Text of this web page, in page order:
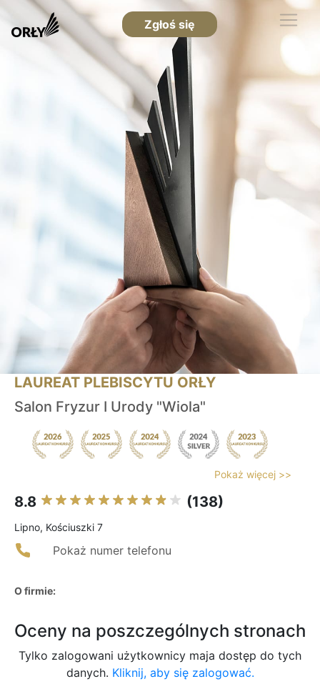
Zgłoś się
LAUREAT PLEBISCYTU ORŁY
Salon Fryzur I Urody "Wiola"
Pokaż więcej >>
8.8 (138)
Lipno, Kościuszki 7
Pokaż numer telefonu
O firmie:
Oceny na poszczególnych stronach
Tylko zalogowani użytkownicy maja dostęp do tych
danych. Kliknij, aby się zalogować.